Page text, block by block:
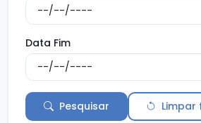
Data Fim
Pesquisar Limpar